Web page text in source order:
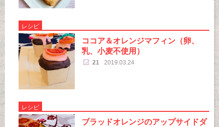
レシピ
ココア＆オレンジマフィン（卵、
乳、小麦不使用）
21 2019.03.24
レシピ
ブラッドオレンジのアップサイドダ